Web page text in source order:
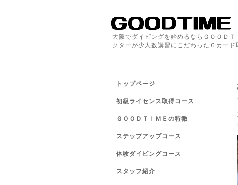
大阪でダイビングを始めるならＧＯＯＤ
クターが少人数講習にこだわったＣカー
トップページ
初級ライセンス取得コース
ＧＯＯＤＴＩＭＥの特徴
ステップアップコース
体験ダイビングコース
スタッフ紹介